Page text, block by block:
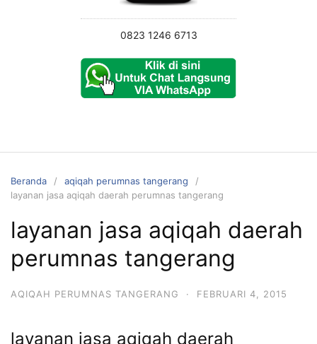
0823 1246 6713
Beranda
aqiqah perumnas tangerang
layanan jasa aqiqah daerah perumnas tangerang
layanan jasa aqiqah daerah
perumnas tangerang
AQIQAH PERUMNAS TANGERANG · FEBRUARI 4, 2015
layanan jasa aqiqah daerah